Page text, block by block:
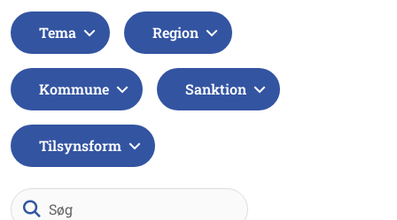
Tema Region
Kommune Sanktion
Tilsynsform